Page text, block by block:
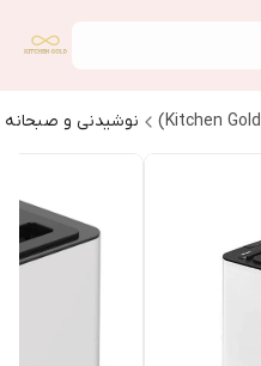
نوشیدنی و صبحانه